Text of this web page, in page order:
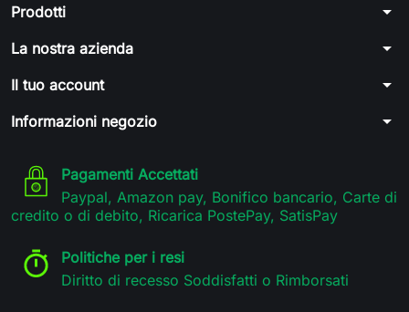
Prodotti arrow_drop_down
La nostra azienda arrow_drop_down
Il tuo account arrow_drop_down
Informazioni negozio arrow_drop_down
Pagamenti Accettati
Paypal, Amazon pay, Bonifico bancario, Carte di
credito o di debito, Ricarica PostePay, SatisPay
Politiche per i resi
Diritto di recesso Soddisfatti o Rimborsati